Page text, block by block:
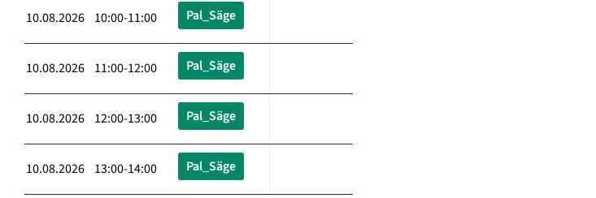
10.08.2026 10:00-11:00 Pal_Säge
10.08.2026 11:00-12:00 Pal_Säge
10.08.2026 12:00-13:00 Pal_Säge
10.08.2026 13:00-14:00 Pal_Säge